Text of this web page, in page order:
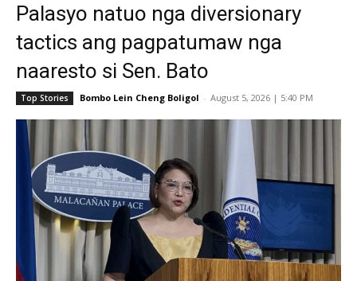
Palasyo natuo nga diversionary
tactics ang pagpatumaw nga
naaresto si Sen. Bato
Top Stories Bombo Lein Cheng Boligol - August 5, 2026 | 5:40 PM